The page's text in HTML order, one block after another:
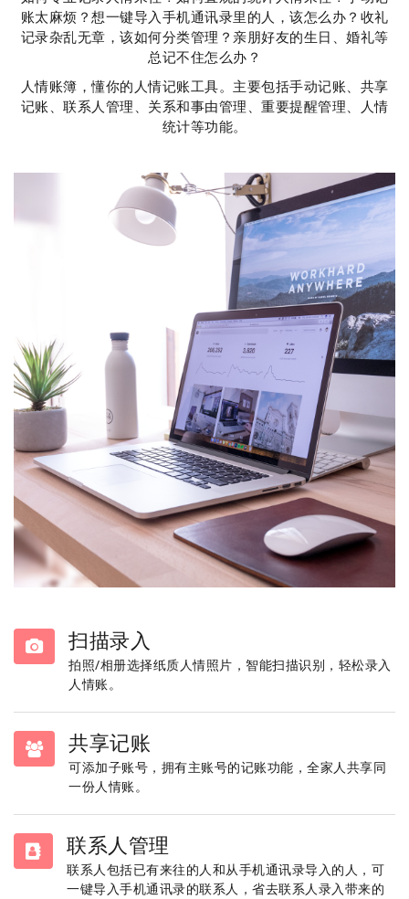
账太麻烦？想一键导入手机通讯录里的人，该怎么办？收礼
记录杂乱无章，该如何分类管理？亲朋好友的生日、婚礼等
总记不住怎么办？
人情账簿，懂你的人情记账工具。主要包括手动记账、共享
记账、联系人管理、关系和事由管理、重要提醒管理、人情
统计等功能。
扫描录入
拍照/相册选择纸质人情照片，智能扫描识别，轻松录入
人情账。
共享记账
可添加子账号，拥有主账号的记账功能，全家人共享同
一份人情账。
联系人管理
联系人包括已有来往的人和从手机通讯录导入的人，可
一键导入手机通讯录的联系人，省去联系人录入带来的